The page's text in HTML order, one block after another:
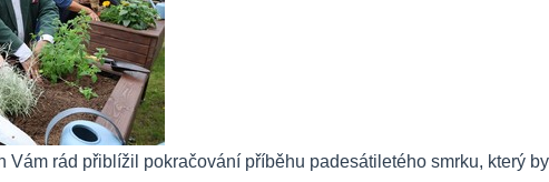
Vám rád přiblížil pokračování příběhu padesátiletého smrku, který